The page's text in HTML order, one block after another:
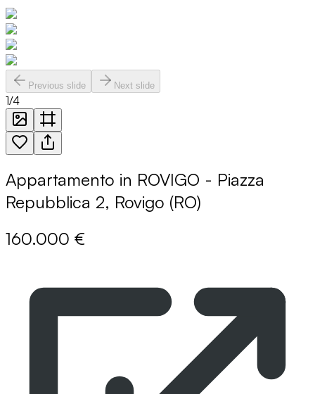
Previous slide Next slide
1/4
Appartamento in ROVIGO - Piazza
Repubblica 2, Rovigo (RO)
160.000 €